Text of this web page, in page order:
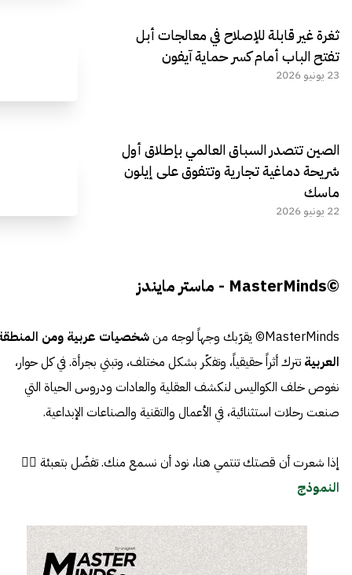
ثغرة غير قابلة للإصلاح في معالجات أبل
تفتح الباب أمام كسر حماية آيفون
23 يونيو 2026
الصين تتصدر السباق العالمي بإطلاق أول
شريحة دماغية تجارية وتتفوق على إيلون
ماسك
22 يونيو 2026
©MasterMinds - ماستر مايندز
MasterMinds© يقرّبك وجهاً لوجه من
شخصيات عربية ومن
العربية تترك أثراً حقيقياً، وتفكّر بشكل مختلف، وتبني بجرأة. في كل حوار،
نغوص خلف الكواليس لنكشف العقلية والعادات ودروس الحياة التي
صنعت رحلات استثنائية، في الأعمال والتقنية والصناعات الإبداعية.
إذا شعرت أن قصتك تنتمي هنا، نود أن نسمع منك. تفضّل بتعبئة 👈🏼
النموذج